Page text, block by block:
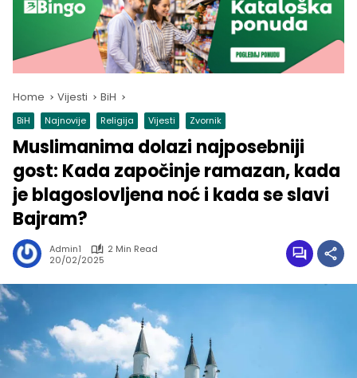
Home Vijesti BiH
BiH Najnovije Religija Vijesti Zvornik
Muslimanima dolazi najposebniji
gost: Kada započinje ramazan, kada
je blagoslovljena noć i kada se slavi
Bajram?
Admin1
2 Min Read
20/02/2025